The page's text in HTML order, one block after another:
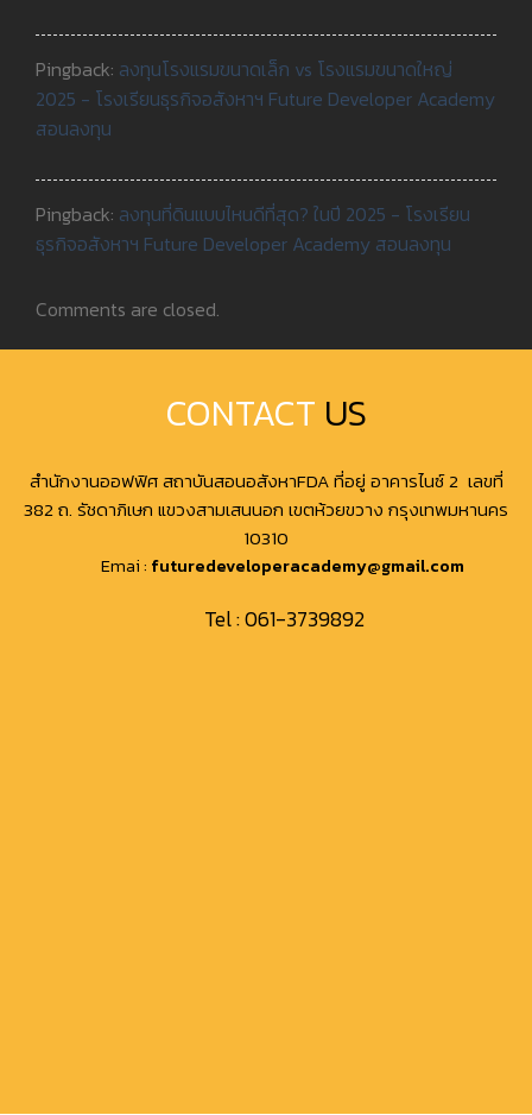
Pingback: ลงทุนโรงแรมขนาดเล็ก vs โรงแรมขนาดใหญ่
2025 - โรงเรียนธุรกิจอสังหาฯ Future Developer Academy
สอนลงทุน
Pingback: ลงทุนที่ดินแบบไหนดีที่สุด? ในปี 2025 - โรงเรียน
ธุรกิจอสังหาฯ Future Developer Academy สอนลงทุน
Comments are closed.
CONTACT US
สำนักงานออฟฟิศ สถาบันสอนอสังหาFDA ที่อยู่ อาคารไนซ์ 2 เลขที่
382 ถ. รัชดาภิเษก แขวงสามเสนนอก เขตห้วยขวาง กรุงเทพมหานคร
10310
Emai : futuredeveloperacademy@gmail.com
Tel :061-3739892